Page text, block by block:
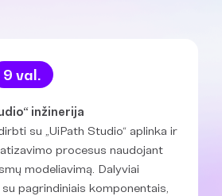
9 val.
inžinerija
su „UiPath Studio“ aplinka ir
procesus naudojant
modeliavimą. Dalyviai
pagrindiniais komponentais,